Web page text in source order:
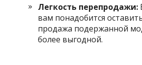
Легкость перепродажи:
вам понадобится
продажа подержанной
более выгодной.